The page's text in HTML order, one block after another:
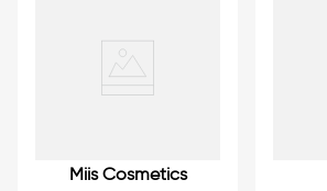
Miis Cosmetics